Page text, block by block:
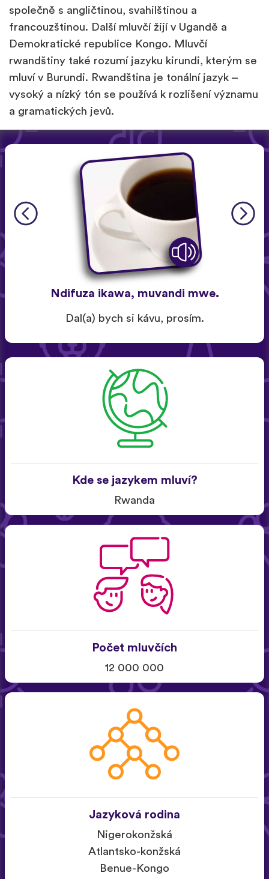
společně s angličtinou, svahilštinou a
francouzštinou. Další mluvčí žijí v Ugandě a
Demokratické republice Kongo. Mluvčí
rwandštiny také rozumí jazyku kirundi, kterým se
mluví v Burundi. Rwandština je tonální jazyk –
vysoký a nízký tón se používá k rozlišení významu
a gramatických jevů.
Ndifuza ikawa, muvandi mwe.
Dal(a) bych si kávu, prosím.
Kde se jazykem mluví?
Rwanda
Počet mluvčích
12 000 000
Jazyková rodina
Nigerokonžská
Atlantsko-konžská
Benue-Kongo